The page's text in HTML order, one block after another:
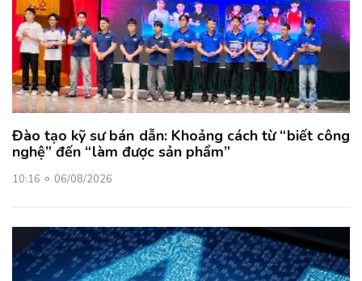
Đào tạo kỹ sư bán dẫn: Khoảng cách từ “biết công
nghệ” đến “làm được sản phẩm”
10:16 06/08/2026